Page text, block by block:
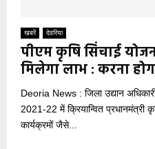
खबरें देवरिया
पीएम कृषि सिंचाई
मिलेगा लाभ : करना
Deoria News : जिला उद्यान अधिकारी
2021-22 में क्रियान्वित प्रधानमंत्री
कार्यक्रमों जैसे...